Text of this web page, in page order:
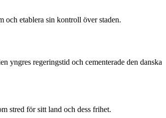
och etablera sin kontroll över staden.
yngres regeringstid och cementerade den danska
stred för sitt land och dess frihet.